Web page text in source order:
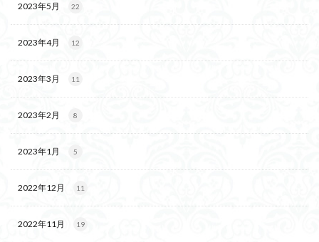
2023年5月 22
2023年4月 12
2023年3月 11
2023年2月 8
2023年1月 5
2022年12月 11
2022年11月 19